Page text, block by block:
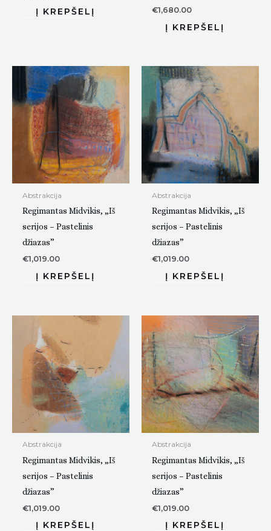
€1,680.00
Abstrakcija
Regimantas Midvikis, „Iš
serijos – Pastelinis
džiazas”
€1,019.00
Abstrakcija
Regimantas Midvikis, „Iš
serijos – Pastelinis
džiazas”
€1,019.00
Abstrakcija
Regimantas Midvikis, „Iš
serijos – Pastelinis
džiazas”
€1,019.00
Abstrakcija
Regimantas Midvikis, „Iš
serijos – Pastelinis
džiazas”
€1,019.00